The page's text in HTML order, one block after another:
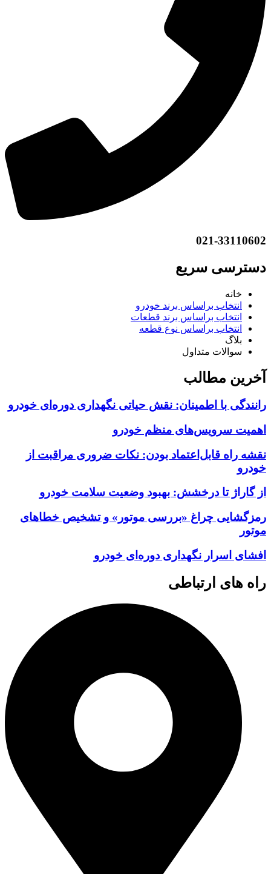
021-33110602
دسترسی سریع
خانه
انتخاب براساس برند خودرو
انتخاب براساس برند قطعات
انتخاب براساس نوع قطعه
بلاگ
سوالات متداول
آخرین مطالب
رانندگی با اطمینان: نقش حیاتی نگهداری دوره‌ای خودرو
اهمیت سرویس‌های منظم خودرو
نقشه راه قابل‌اعتماد بودن: نکات ضروری مراقبت از
خودرو
از گاراژ تا درخشش: بهبود وضعیت سلامت خودرو
رمزگشایی چراغ «بررسی موتور» و تشخیص خطاهای
موتور
افشای اسرار نگهداری دوره‌ای خودرو
راه های ارتباطی